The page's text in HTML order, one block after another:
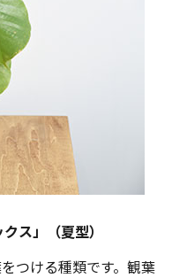
ス」（夏型）
つける種類です。観葉